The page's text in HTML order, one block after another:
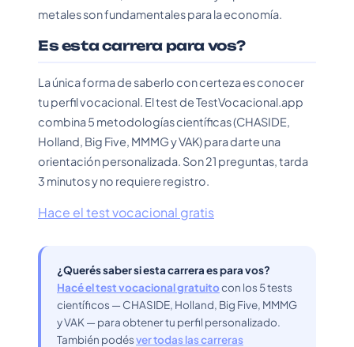
metales son fundamentales para la economía.
Es esta carrera para vos?
La única forma de saberlo con certeza es conocer
tu perfil vocacional. El test de TestVocacional.app
combina 5 metodologías científicas (CHASIDE,
Holland, Big Five, MMMG y VAK) para darte una
orientación personalizada. Son 21 preguntas, tarda
3 minutos y no requiere registro.
Hace el test vocacional gratis
¿Querés saber si esta carrera es para vos?
Hacé el test vocacional gratuitocon los 5 tests
científicos — CHASIDE, Holland, Big Five, MMMG
y VAK — para obtener tu perfil personalizado.
También podésver todas las carreras